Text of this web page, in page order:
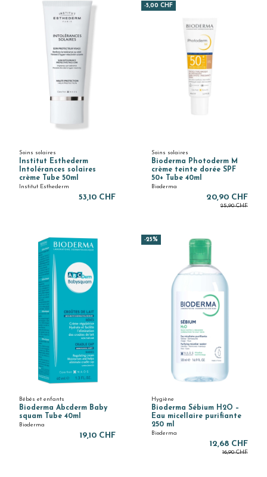
Soins solaires
Institut Esthederm
Intolérances solaires
crème Tube 50ml
Institut Esthederm
53,10 CHF
-5,00 CHF
Soins solaires
Bioderma Photoderm M
crème teinte dorée SPF
50+ Tube 40ml
Bioderma
20,90 CHF
25,90 CHF
Bébés et enfants
Bioderma Abcderm Baby
squam Tube 40ml
Bioderma
19,10 CHF
-25%
Hygiène
Bioderma Sébium H2O –
Eau micellaire purifiante
250 ml
Bioderma
12,68 CHF
16,90 CHF